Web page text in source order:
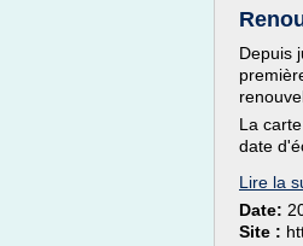
Depuis
La
date
Lire la
Date:
Site :